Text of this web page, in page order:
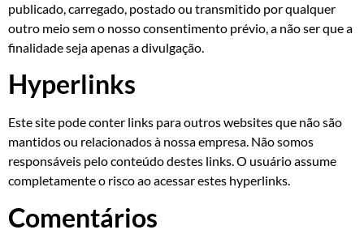
publicado, carregado, postado ou transmitido por qualquer
outro meio sem o nosso consentimento prévio, a não ser que a
finalidade seja apenas a divulgação.
Hyperlinks
Este site pode conter links para outros websites que não são
mantidos ou relacionados à nossa empresa. Não somos
responsáveis pelo conteúdo destes links. O usuário assume
completamente o risco ao acessar estes hyperlinks.
Comentários